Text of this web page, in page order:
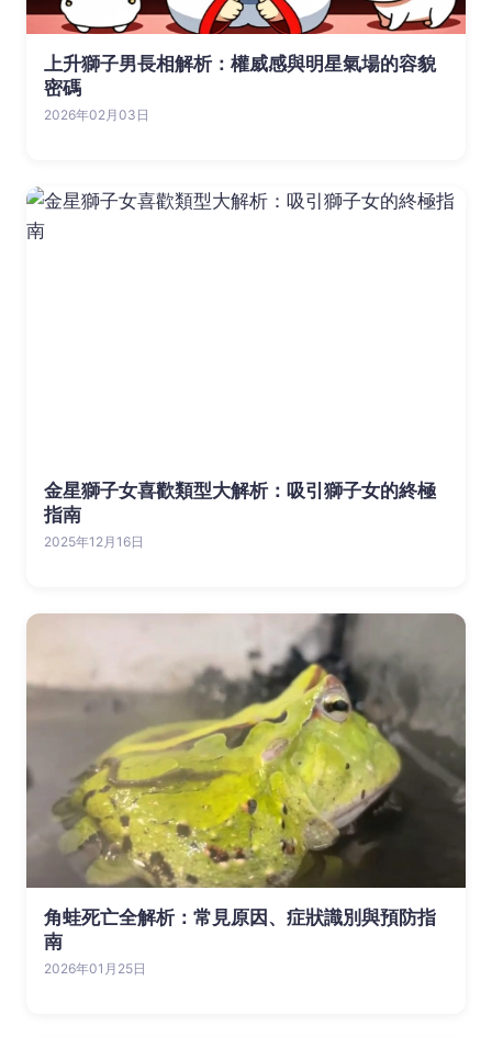
上升獅子男長相解析：權威感與明星氣場的容貌
密碼
2026年02月03日
金星獅子女喜歡類型大解析：吸引獅子女的終極
指南
2025年12月16日
角蛙死亡全解析：常見原因、症狀識別與預防指
南
2026年01月25日